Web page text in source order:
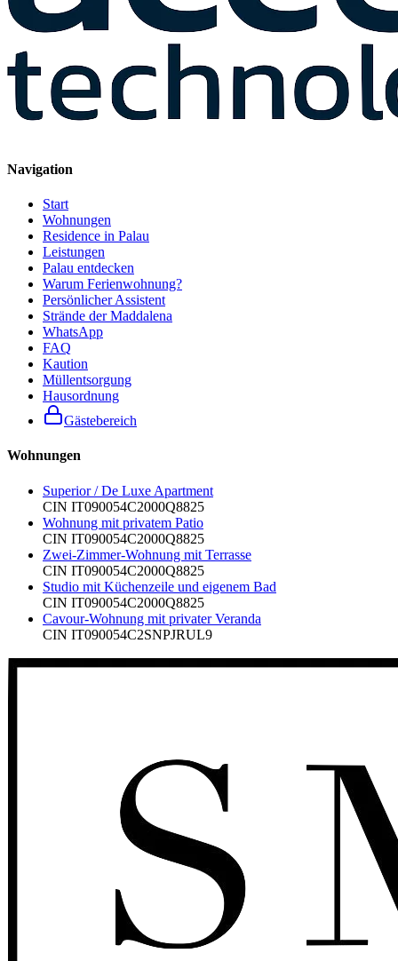
Navigation
Start
Wohnungen
Residence in Palau
Leistungen
Palau entdecken
Warum Ferienwohnung?
Persönlicher Assistent
Strände der Maddalena
WhatsApp
FAQ
Kaution
Müllentsorgung
Hausordnung
Gästebereich
Wohnungen
Superior / De Luxe Apartment
CIN IT090054C2000Q8825
Wohnung mit privatem Patio
CIN IT090054C2000Q8825
Zwei-Zimmer-Wohnung mit Terrasse
CIN IT090054C2000Q8825
Studio mit Küchenzeile und eigenem Bad
CIN IT090054C2000Q8825
Cavour-Wohnung mit privater Veranda
CIN IT090054C2SNPJRUL9